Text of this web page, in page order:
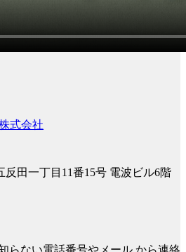
式会社
反田一丁目11番15号 電波ビル6階
らない電話番号やメール から連絡